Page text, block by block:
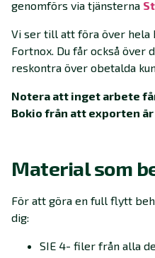
genomförs via tjänsterna
Vi ser till att föra över hela
Fortnox. Du får också över
reskontra över obetalda
Notera att inget arbete
Bokio från att exporten
Material som
För att göra en full flytt
dig:
SIE 4- filer från alla